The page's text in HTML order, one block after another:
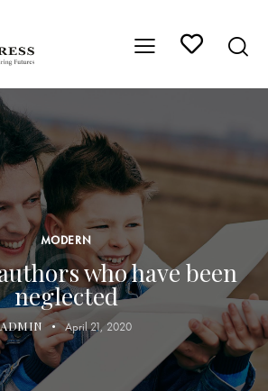
MODERN
who have been
neglected
ADMIN April 21, 2020